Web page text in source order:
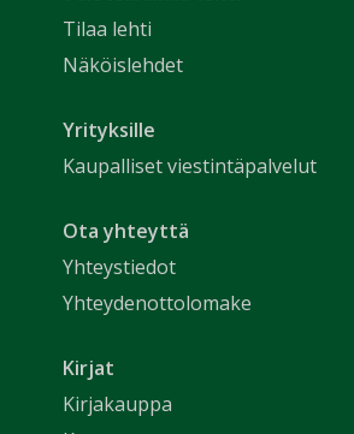
Tilaa lehti
Näköislehdet
Yrityksille
Kaupalliset viestintäpalvelut
Ota yhteyttä
Yhteystiedot
Yhteydenottolomake
Kirjat
Kirjakauppa